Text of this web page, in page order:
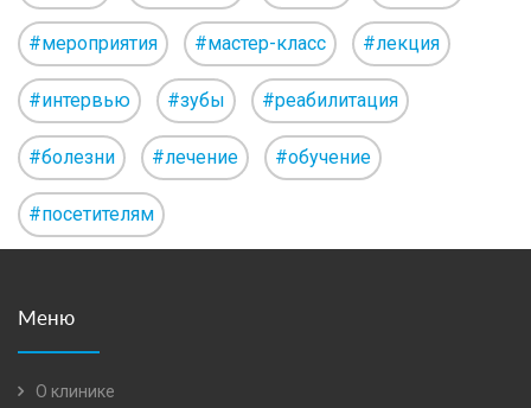
#мероприятия #мастер-класс #лекция
#интервью #зубы #реабилитация
#болезни #лечение #обучение
#посетителям
Меню
О клинике